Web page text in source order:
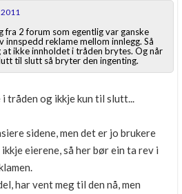
2011
fra 2 forum som egentlig var ganske
innspedd reklame mellom innlegg. Så
at ikke innholdet i tråden brytes. Og når
til slutt så bryter den ingenting.
i tråden og ikkje kun til slutt...
sidene, men det er jo brukere
eierene, så her bør ein ta rev i
har vent meg til den nå, men